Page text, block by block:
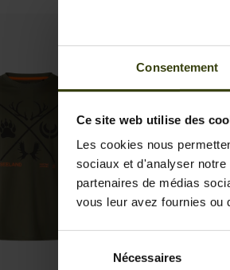
Consentement
Ce site web utilise des
Les cookies nous
sociaux et d'analyser
partenaires de médias
vous leur avez fournies ou
Sélection
Nécessaires